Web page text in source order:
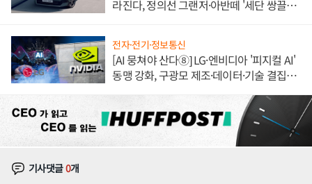
라진다, 정의선 그랜저·아반떼 '세단 쌍끌
전자·전기·정보통신
[AI 뭉쳐야 산다⑧] LG·엔비디아 '피지컬 AI'
동맹 강화, 구광모 제조·데이터·기술 결집
기사댓글0개